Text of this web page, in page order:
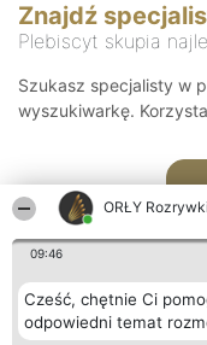
ORŁY Rozrywki
09:46
Cześć, chętnie Ci
odpowiedni temat
Znajdź
Plebiscyt skupia
Szukasz specjalisty w
wyszukiwarkę.